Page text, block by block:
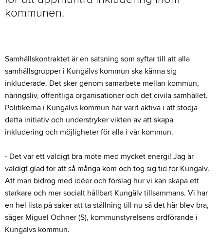
kommunen.
Samhällskontraktet är en satsning som syftar till att alla
samhällsgrupper i Kungälvs kommun ska känna sig
inkluderade. Det sker genom samarbete mellan kommun,
näringsliv, offentliga organisationer och det civila samhället.
Politikerna i Kungälvs kommun har varit aktiva i att stödja
detta initiativ och understryker vikten av att skapa
inkludering och möjligheter för alla i vår kommun.
- Det var ett väldigt bra möte med mycket energi! Jag är
väldigt glad för att så många kom och tog sig tid för Kungälv.
Att man bidrog med idéer och förslag hur vi kan skapa ett
starkare och mer socialt hållbart Kungälv tillsammans. Vi har
en hel lista på saker att ta ställning till nu så det här blev bra,
säger Miguel Odhner (S), kommunstyrelsens ordförande i
Kungälvs kommun.